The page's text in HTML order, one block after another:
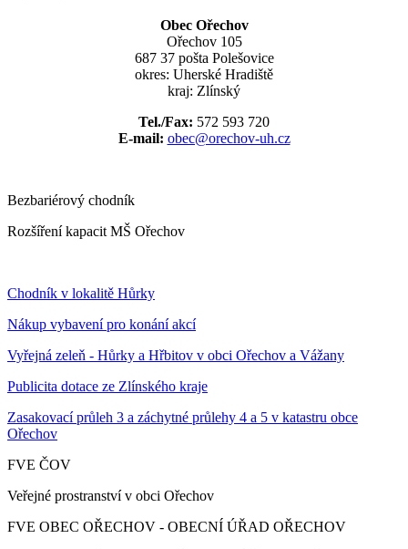
Obec Ořechov
Ořechov 105
687 37 pošta Polešovice
okres: Uherské Hradiště
kraj: Zlínský
Tel./Fax: 572 593 720
E-mail: obec@orechov-uh.cz
Bezbariérový chodník
Rozšíření kapacit MŠ Ořechov
Chodník v lokalitě Hůrky
Nákup vybavení pro konání akcí
Vyřejná zeleň - Hůrky a Hřbitov v obci Ořechov a Vážany
Publicita dotace ze Zlínského kraje
Zasakovací průleh 3 a záchytné průlehy 4 a 5 v katastru obce
Ořechov
FVE ČOV
Veřejné prostranství v obci Ořechov
FVE OBEC OŘECHOV - OBECNÍ ÚŘAD OŘECHOV